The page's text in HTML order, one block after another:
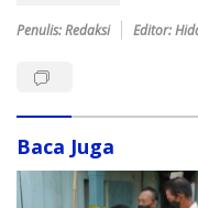
Penulis: Redaksi Editor:
Baca Juga